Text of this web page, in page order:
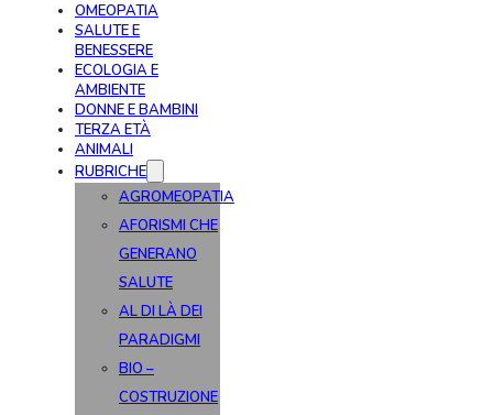
OMEOPATIA
SALUTE E
BENESSERE
ECOLOGIA E
AMBIENTE
DONNE E BAMBINI
TERZA ETÀ
ANIMALI
RUBRICHE
AGROMEOPATIA
AFORISMI CHE
GENERANO
SALUTE
AL DI LÀ DEI
PARADIGMI
BIO –
COSTRUZIONE